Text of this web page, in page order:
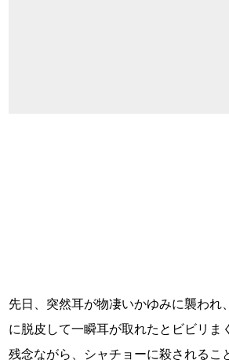
先日、突然耳が物凄いかゆみに襲われ
に脱皮して一瞬耳が取れたとビビリま
残念ながら、シャチョーに殺されるこ